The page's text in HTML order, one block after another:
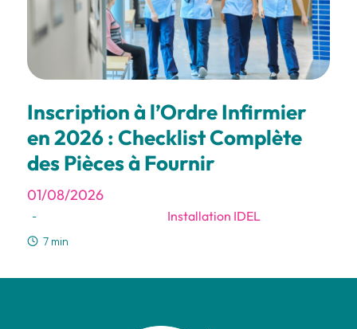
Inscription à l’Ordre Infirmier
en 2026 : Checklist Complète
des Pièces à Fournir
01/08/2026
- Installation IDEL
7 min